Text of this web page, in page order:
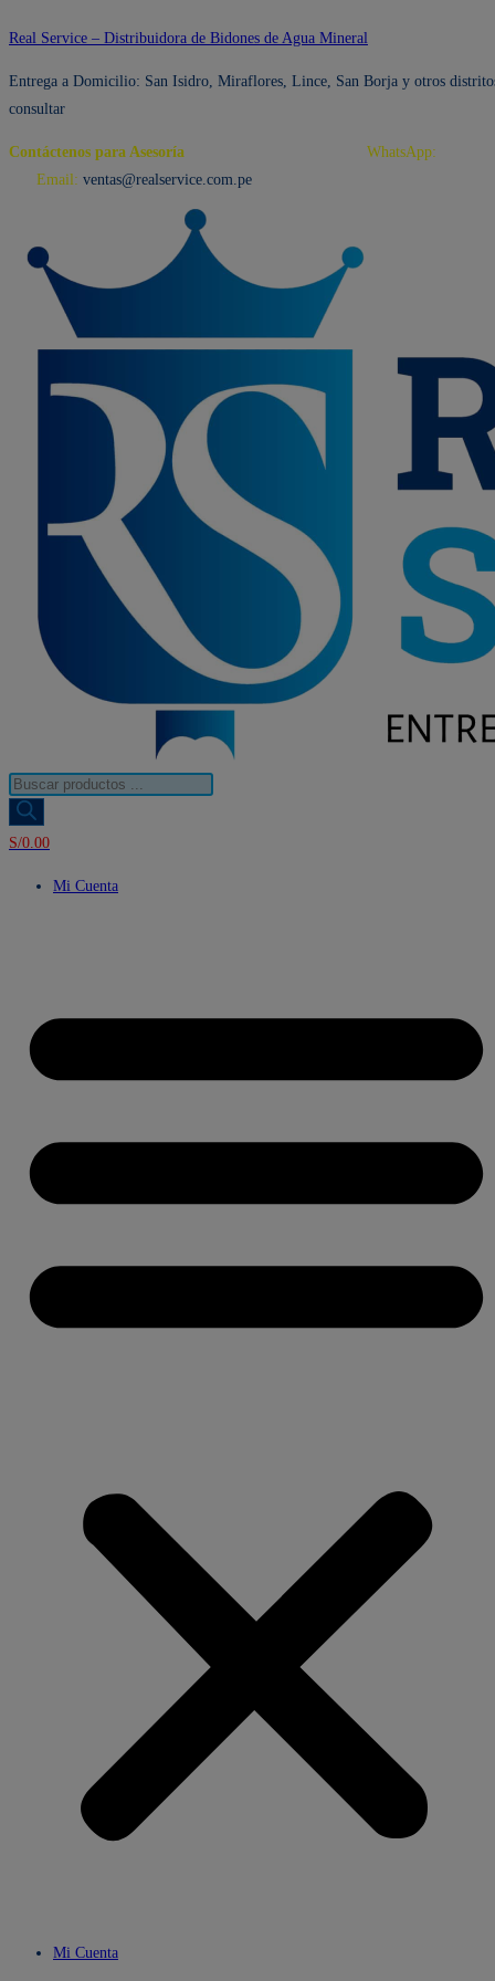
Ir
contenido
Real Service – Distribuidora de Bidones de Agua Mineral
Entrega a Domicilio: San Isidro, Miraflores, Lince, San Borja y otros
consultar
Contáctenos para Asesoría WhatsApp:
Email: ventas@realservice.com.pe
Búsqueda
de
productos
S/0.00
Mi Cuenta
Mi Cuenta